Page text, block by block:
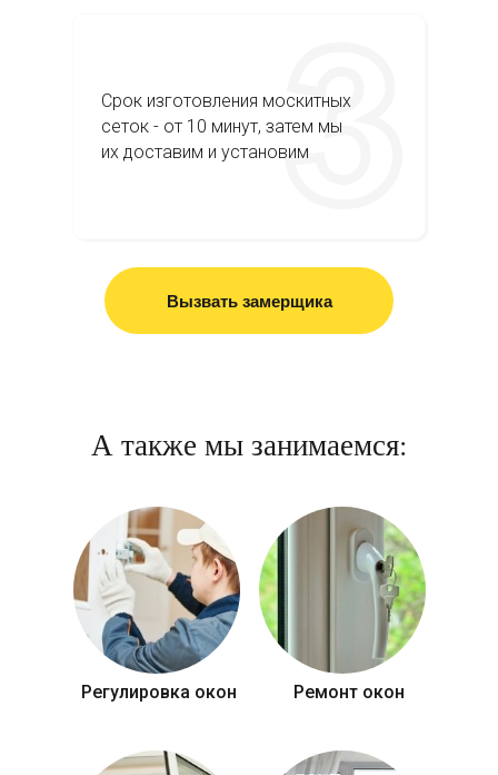
Срок изготовления москитных
сеток - от 10 минут, затем мы
их доставим и установим
Вызвать замерщика
А также мы занимаемся:
Регулировка окон Ремонт окон